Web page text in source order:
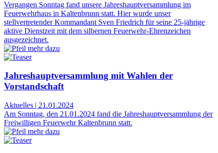
Vergangen Sonntag fand unsere Jahreshauptversammlung im
Feuerwehrhaus in Kaltenbrunn statt. Hier wurde unser
stellvertretender Kommandant Sven Friedrich für seine 25-jährige
aktive Dienstzeit mit dem silbernen Feuerwehr-Ehrenzeichen
ausgezeichnet.
Jahreshauptversammlung mit Wahlen der
Vorstandschaft
Aktuelles | 21.01.2024
Am Sonntag, den 21.01.2024 fand die Jahreshauptversammlung der
Freiwilligen Feuerwehr Kaltenbrunn statt.